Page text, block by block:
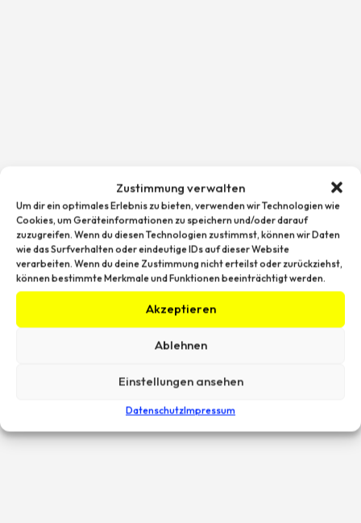
Zustimmung verwalten
Um dir ein optimales Erlebnis zu bieten, verwenden wir Technologien wie
Cookies, um Geräteinformationen zu speichern und/oder darauf
zuzugreifen. Wenn du diesen Technologien zustimmst, können wir Daten
wie das Surfverhalten oder eindeutige IDs auf dieser Website
verarbeiten. Wenn du deine Zustimmung nicht erteilst oder zurückziehst,
können bestimmte Merkmale und Funktionen beeinträchtigt werden.
Akzeptieren
Ablehnen
Einstellungen ansehen
DatenschutzImpressum